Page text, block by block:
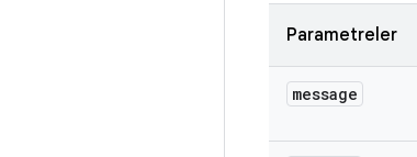
Parametreler
message